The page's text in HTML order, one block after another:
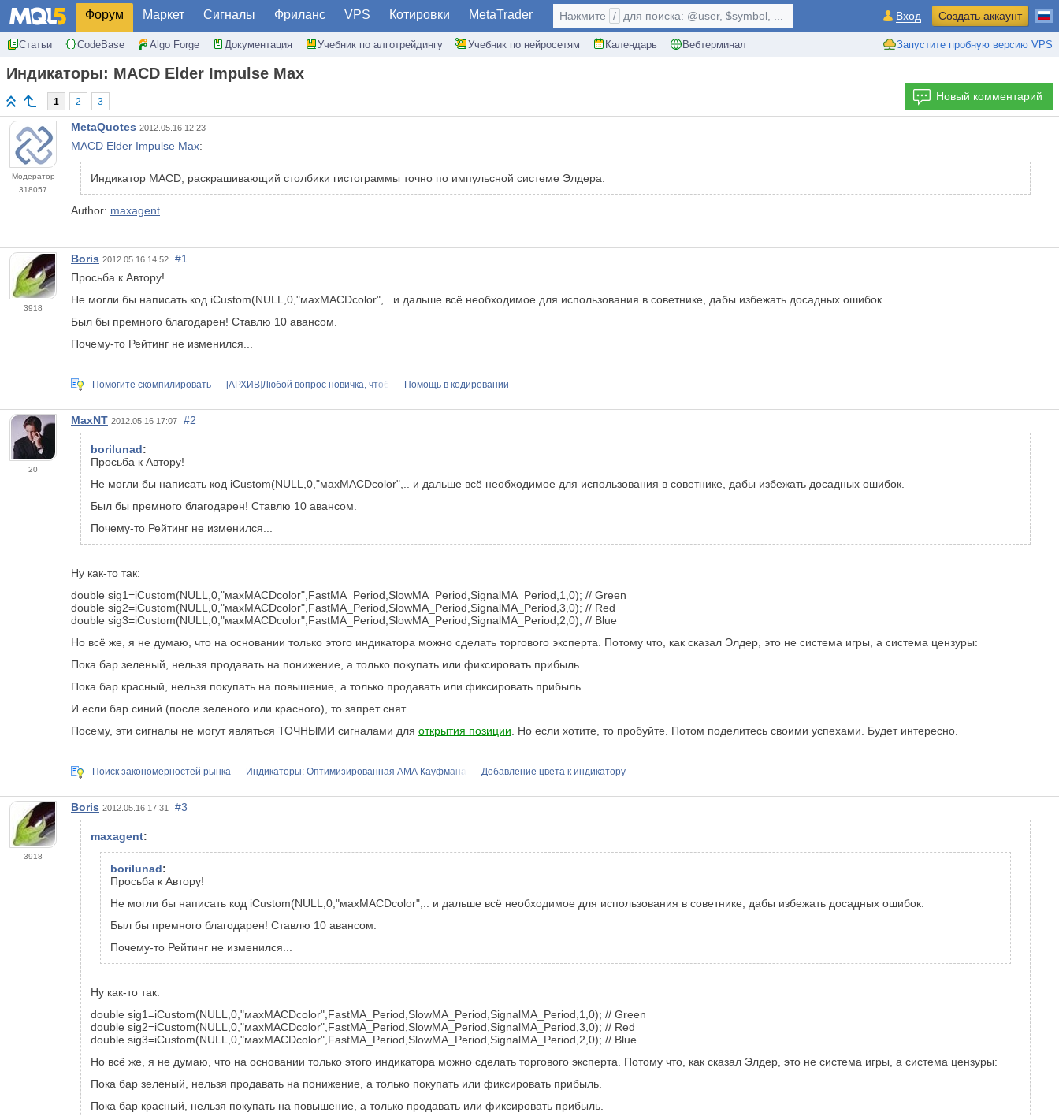
Форум Маркет Сигналы Фриланс VPS Котировки MetaTrader
Статьи CodeBase Algo Forge Документация Учебник по алготрейдингу Учебник по нейросетям Календарь Вебтерминал Запустите пробную версию VPS
Нажмите / для поиска: @user, $symbol, ... Вход Создать аккаунт
Индикаторы: MACD Elder Impulse Max
1 2 3 Новый комментарий
Модератор
318057
MetaQuotes 2012.05.16 12:23
MACD Elder Impulse Max:
Индикатор MACD, раскрашивающий столбики гистограммы точно по импульсной системе Элдера.
Author: maxagent
3918
Boris 2012.05.16 14:52
#1
Просьба к Автору!
Не могли бы написать код iCustom(NULL,0,"махМАСDcolor",.. и дальше всё необходимое для использования в советнике, дабы избежать досадных ошибок.
Был бы премного благодарен! Ставлю 10 авансом.
Почему-то Рейтинг не изменился...
Помогите скомпилировать [АРХИВ]Любой вопрос новичка, чтоб Помощь в кодировании
20
MaxNT 2012.05.16 17:07 #2
borilunad:
Просьба к Автору!
Не могли бы написать код iCustom(NULL,0,"махМАСDcolor",.. и дальше всё необходимое для использования в советнике, дабы избежать досадных ошибок.
Был бы премного благодарен! Ставлю 10 авансом.
Почему-то Рейтинг не изменился...
Ну как-то так:
double sig1=iCustom(NULL,0,"махМАСDcolor",FastMA_Period,SlowMA_Period,SignalMA_Period,1,0); // Green
double sig2=iCustom(NULL,0,"махМАСDcolor",FastMA_Period,SlowMA_Period,SignalMA_Period,3,0); // Red
double sig3=iCustom(NULL,0,"махМАСDcolor",FastMA_Period,SlowMA_Period,SignalMA_Period,2,0); // Blue
Но всё же, я не думаю, что на основании только этого индикатора можно сделать торгового эксперта. Потому что, как сказал Элдер, это не система игры, а система цензуры:
Пока бар зеленый, нельзя продавать на понижение, а только покупать или фиксировать прибыль.
Пока бар красный, нельзя покупать на повышение, а только продавать или фиксировать прибыль.
И если бар синий (после зеленого или красного), то запрет снят.
Посему, эти сигналы не могут являться ТОЧНЫМИ сигналами для открытия позиции. Но если хотите, то пробуйте. Потом поделитесь своими успехами. Будет интересно.
Поиск закономерностей рынка Индикаторы: Оптимизированная АМА Кауфмана Добавление цвета к индикатору
3918
Boris 2012.05.16 17:31 #3
maxagent:
borilunad:
Просьба к Автору!
Не могли бы написать код iCustom(NULL,0,"махМАСDcolor",.. и дальше всё необходимое для использования в советнике, дабы избежать досадных ошибок.
Был бы премного благодарен! Ставлю 10 авансом.
Почему-то Рейтинг не изменился...
Ну как-то так:
double sig1=iCustom(NULL,0,"махМАСDcolor",FastMA_Period,SlowMA_Period,SignalMA_Period,1,0); // Green
double sig2=iCustom(NULL,0,"махМАСDcolor",FastMA_Period,SlowMA_Period,SignalMA_Period,3,0); // Red
double sig3=iCustom(NULL,0,"махМАСDcolor",FastMA_Period,SlowMA_Period,SignalMA_Period,2,0); // Blue
Но всё же, я не думаю, что на основании только этого индикатора можно сделать торгового эксперта. Потому что, как сказал Элдер, это не система игры, а система цензуры:
Пока бар зеленый, нельзя продавать на понижение, а только покупать или фиксировать прибыль.
Пока бар красный, нельзя покупать на повышение, а только продавать или фиксировать прибыль.